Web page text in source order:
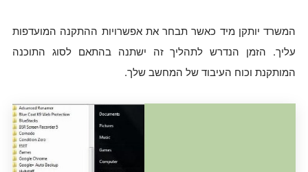
המשרד יותקן מיד כאשר תבחר את אפשרויות ההתקנה המועדפות
עליך. הזמן הנדרש לתהליך זה ישתנה בהתאם לסוג התוכנה
המותקנת וכוח העיבוד של המחשב שלך.